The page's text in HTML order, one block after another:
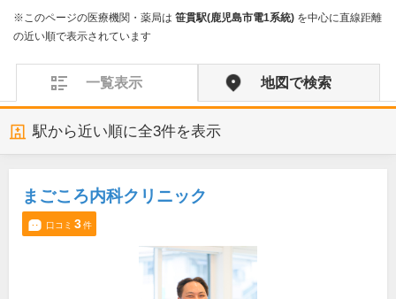
※このページの医療機関・薬局は 笹貫駅(鹿児島市電1系統) を中心に直線距離
の近い順で表示されています
一覧表示 地図で検索
駅から近い順に全3件を表示
まごころ内科クリニック
口コミ 3件